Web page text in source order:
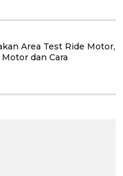
Area Test Ride Motor,
dan Cara